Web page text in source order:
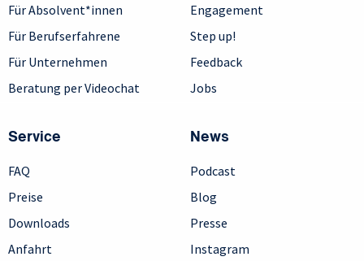
Für Absolvent*innen
Für Berufserfahrene
Für Unternehmen
Beratung per Videochat
Engagement
Step up!
Feedback
Jobs
Service
FAQ
Preise
Downloads
Anfahrt
News
Podcast
Blog
Presse
Instagram